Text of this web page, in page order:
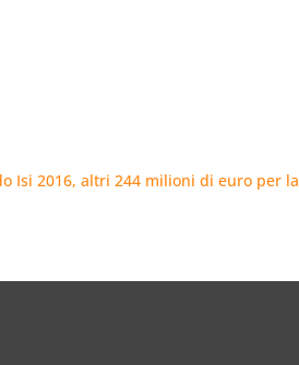
Isi 2016, altri 244 milioni di euro per la